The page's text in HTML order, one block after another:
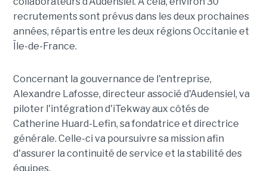
recrutements sont prévus dans les deux prochaines
années, répartis entre les deux régions Occitanie et
Île-de-France.
Concernant la gouvernance de l'entreprise,
Alexandre Lafosse, directeur associé d'Audensiel, va
piloter l'intégration d'iTekway aux côtés de
Catherine Huard-Lefin, sa fondatrice et directrice
générale. Celle-ci va poursuivre sa mission afin
d'assurer la continuité de service et la stabilité des
équipes.